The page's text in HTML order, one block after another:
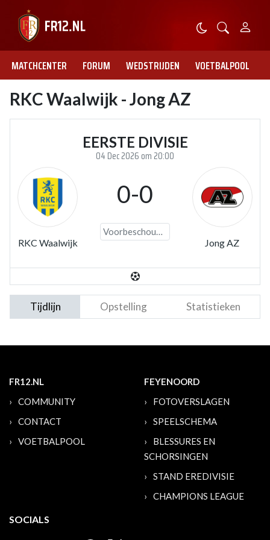
MATCHCENTER FORUM WEDSTRIJDEN VOETBALPOOL
RKC Waalwijk - Jong AZ
EERSTE DIVISIE
04 Dec 2026 om 20:00
RKC Waalwijk
0-0
Voorbeschouwing
Jong AZ
Tijdlijn Opstelling Statistieken
FR12.NL
COMMUNITY
CONTACT
VOETBALPOOL
FEYENOORD
FOTOVERSLAGEN
SPEELSCHEMA
BLESSURES EN
SCHORSINGEN
STAND EREDIVISIE
CHAMPIONS LEAGUE
SOCIALS